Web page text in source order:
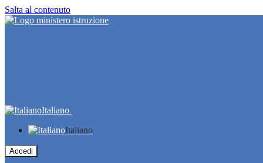
Salta al contenuto
Italiano
Italiano
Accedi